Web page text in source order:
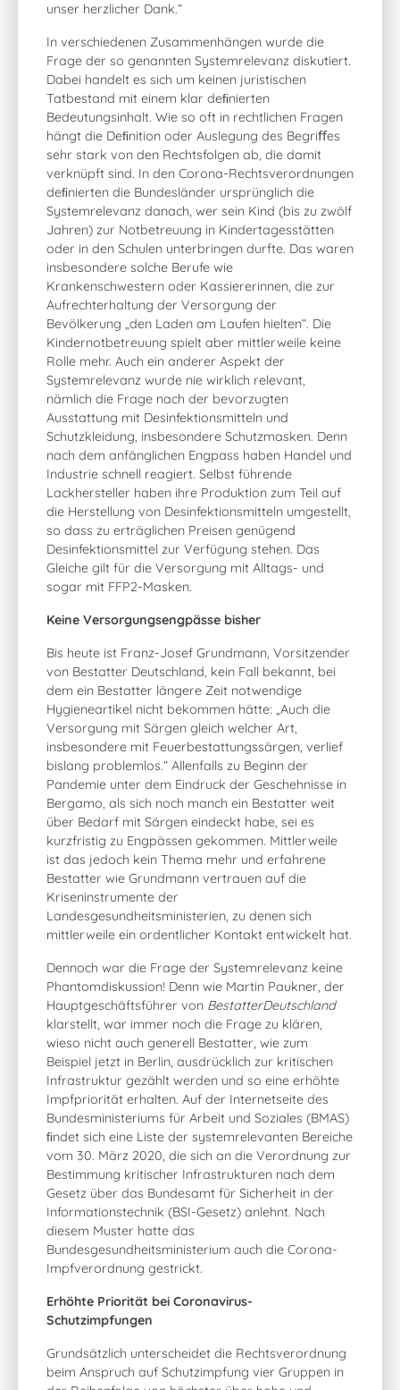
unser herzlicher Dank.“
In verschiedenen Zusammenhängen wurde die
Frage der so genannten Systemrelevanz diskutiert.
Dabei handelt es sich um keinen juristischen
Tatbestand mit einem klar deﬁnierten
Bedeutungsinhalt. Wie so oft in rechtlichen Fragen
hängt die Deﬁnition oder Auslegung des Begriﬀes
sehr stark von den Rechtsfolgen ab, die damit
verknüpft sind. In den Corona-Rechtsverordnungen
deﬁnierten die Bundesländer ursprünglich die
Systemrelevanz danach, wer sein Kind (bis zu zwölf
Jahren) zur Notbetreuung in Kindertagesstätten
oder in den Schulen unterbringen durfte. Das waren
insbesondere solche Berufe wie
Krankenschwestern oder Kassiererinnen, die zur
Aufrechterhaltung der Versorgung der
Bevölkerung „den Laden am Laufen hielten“. Die
Kindernotbetreuung spielt aber mittlerweile keine
Rolle mehr. Auch ein anderer Aspekt der
Systemrelevanz wurde nie wirklich relevant,
nämlich die Frage nach der bevorzugten
Ausstattung mit Desinfektionsmitteln und
Schutzkleidung, insbesondere Schutzmasken. Denn
nach dem anfänglichen Engpass haben Handel und
Industrie schnell reagiert. Selbst führende
Lackhersteller haben ihre Produktion zum Teil auf
die Herstellung von Desinfektionsmitteln umgestellt,
so dass zu erträglichen Preisen genügend
Desinfektionsmittel zur Verfügung stehen. Das
Gleiche gilt für die Versorgung mit Alltags- und
sogar mit FFP2-Masken.
Keine Versorgungsengpässe bisher
Bis heute ist Franz-Josef Grundmann, Vorsitzender
von Bestatter Deutschland, kein Fall bekannt, bei
dem ein Bestatter längere Zeit notwendige
Hygieneartikel nicht bekommen hätte: „Auch die
Versorgung mit Särgen gleich welcher Art,
insbesondere mit Feuerbestattungssärgen, verlief
bislang problemlos.“ Allenfalls zu Beginn der
Pandemie unter dem Eindruck der Geschehnisse in
Bergamo, als sich noch manch ein Bestatter weit
über Bedarf mit Särgen eindeckt habe, sei es
kurzfristig zu Engpässen gekommen. Mittlerweile
ist das jedoch kein Thema mehr und erfahrene
Bestatter wie Grundmann vertrauen auf die
Kriseninstrumente der
Landesgesundheitsministerien, zu denen sich
mittlerweile ein ordentlicher Kontakt entwickelt hat.
Dennoch war die Frage der Systemrelevanz keine
Phantomdiskussion! Denn wie Martin Paukner, der
Hauptgeschäftsführer von BestatterDeutschland
klarstellt, war immer noch die Frage zu klären,
wieso nicht auch generell Bestatter, wie zum
Beispiel jetzt in Berlin, ausdrücklich zur kritischen
Infrastruktur gezählt werden und so eine erhöhte
Impfpriorität erhalten. Auf der Internetseite des
Bundesministeriums für Arbeit und Soziales (BMAS)
ﬁndet sich eine Liste der systemrelevanten Bereiche
vom 30. März 2020, die sich an die Verordnung zur
Bestimmung kritischer Infrastrukturen nach dem
Gesetz über das Bundesamt für Sicherheit in der
Informationstechnik (BSI-Gesetz) anlehnt. Nach
diesem Muster hatte das
Bundesgesundheitsministerium auch die Corona-
Impfverordnung gestrickt.
Erhöhte Priorität bei Coronavirus-
Schutzimpfungen
Grundsätzlich unterscheidet die Rechtsverordnung
beim Anspruch auf Schutzimpfung vier Gruppen in